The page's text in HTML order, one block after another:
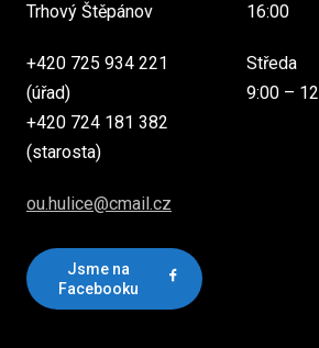
Trhový Štěpánov
+420 725 934 221
(úřad)
+420 724 181 382
(starosta)
ou.hulice@cmail.cz
Jsme na
Facebooku
16:00
Středa
9:00 –